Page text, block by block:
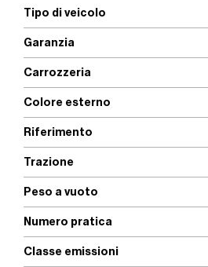
Tipo di veicolo
Garanzia
Carrozzeria
Colore esterno
Riferimento
Trazione
Peso a vuoto
Numero pratica
Classe emissioni